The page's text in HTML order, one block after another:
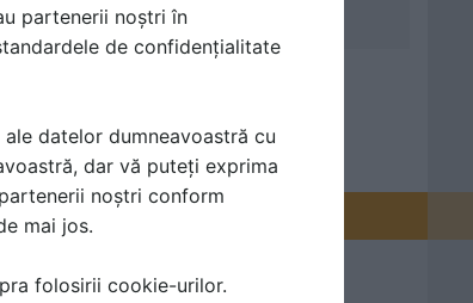
partenerii noștri în
de confidențialitate
datelor dumneavoastră cu
dar vă puteți exprima
noștri conform
mai jos.
folosirii cookie-urilor.